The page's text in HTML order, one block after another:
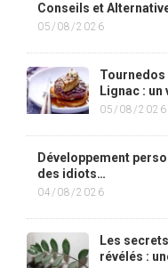
Conseils et
05/08/2026
Tournedos
Lignac :
05/08/2026
Développement
des idiots…
04/08/2026
Les
révélés :